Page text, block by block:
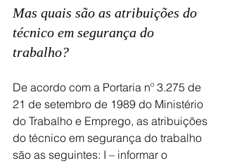
Mas quais são as atribuições do
técnico em segurança do
trabalho?
De acordo com a Portaria nº 3.275 de
21 de setembro de 1989 do Ministério
do Trabalho e Emprego, as atribuições
do técnico em segurança do trabalho
são as seguintes: I – informar o